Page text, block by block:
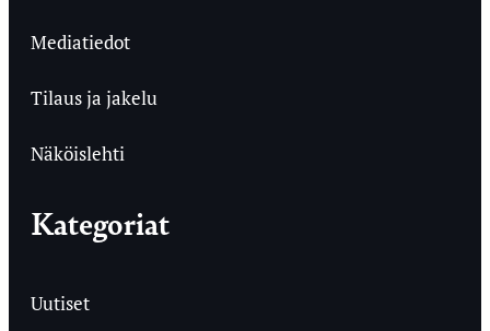
Mediatiedot
Tilaus ja jakelu
Näköislehti
Kategoriat
Uutiset